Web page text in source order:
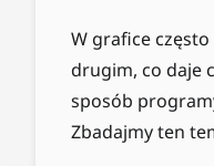
W grafice
drugim, co daje
sposób
Zbadajmy ten